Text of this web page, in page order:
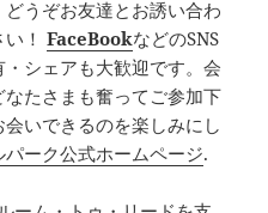
うぞお友達とお誘い合わ
い！FaceBookなどのSNS
シェアも大歓迎です。会
たさまも奮ってご参加下
いできるのを楽しみにし
ーク公式ホームページ.